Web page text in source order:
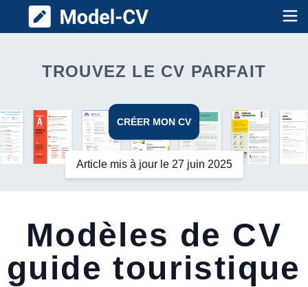
Model CV
TROUVEZ LE CV PARFAIT
CRÉER MON CV
Article mis à jour le 27 juin 2025
Modèles de CV
guide touristique